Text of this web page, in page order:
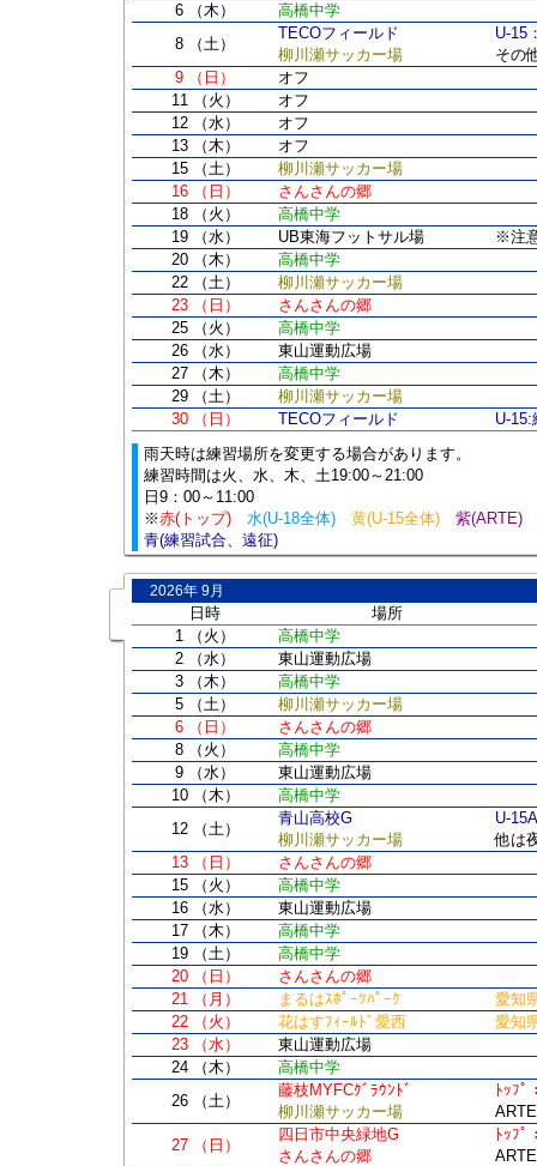
6 （木）
高橋中学
8 （土）
TECOフィールド
柳川瀬サッカー場
U-15
その
9 （日）
オフ
11 （火）
オフ
12 （水）
オフ
13 （木）
オフ
15 （土）
柳川瀬サッカー場
16 （日）
さんさんの郷
18 （火）
高橋中学
19 （水）
UB東海フットサル場
※注
20 （木）
高橋中学
22 （土）
柳川瀬サッカー場
23 （日）
さんさんの郷
25 （火）
高橋中学
26 （水）
東山運動広場
27 （木）
高橋中学
29 （土）
柳川瀬サッカー場
30 （日）
TECOフィールド
U-
雨天時は練習場所を変更する場合があります。
練習時間は火、水、木、土19:00～21:00
日9：00～11:00
※赤(トップ) 水(U-18全体) 黄(U-15全体) 紫(ARTE)
青(練習試合、遠征)
2026年 9月
日時
場所
1 （火）
高橋中学
2 （水）
東山運動広場
3 （木）
高橋中学
5 （土）
柳川瀬サッカー場
6 （日）
さんさんの郷
8 （火）
高橋中学
9 （水）
東山運動広場
10 （木）
高橋中学
12 （土）
青山高校G
柳川瀬サッカー場
U-
他は
13 （日）
さんさんの郷
15 （火）
高橋中学
16 （水）
東山運動広場
17 （木）
高橋中学
19 （土）
高橋中学
20 （日）
さんさんの郷
21 （月）
まるはｽﾎﾟｰﾂﾊﾟｰｸ
愛知
22 （火）
花はすﾌｨｰﾙﾄﾞ愛西
愛知
23 （水）
東山運動広場
24 （木）
高橋中学
26 （土）
藤枝MYFCｸﾞﾗｳﾝﾄﾞ
柳川瀬サッカー場
ﾄｯﾌﾟ
27 （日）
四日市中央緑地G
さんさんの郷
ﾄｯﾌﾟ